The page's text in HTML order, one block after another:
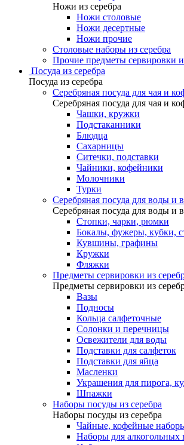
Ножи из серебра
Ножи столовые
Ножи десертные
Ножи прочие
Столовые наборы из серебра
Прочие предметы сервировки
Посуда из серебра
Посуда из серебра
Серебряная посуда для чая и
Серебряная посуда для чая и
Чашки, кружки
Подстаканники
Блюдца
Сахарницы
Ситечки, подставки
Чайники, кофейники
Молочники
Турки
Серебряная посуда для воды и
Серебряная посуда для воды и
Стопки, чарки, рюмки
Бокалы, фужеры, кубки,
Кувшины, графины
Кружки
Фляжки
Предметы сервировки из
Предметы сервировки из
Вазы
Подносы
Кольца салфеточные
Солонки и перечницы
Освежители для воды
Подставки для салфеток
Подставки для яйца
Масленки
Украшения для пирога,
Шпажки
Наборы посуды из серебра
Наборы посуды из серебра
Чайные, кофейные
Наборы для алкогольных